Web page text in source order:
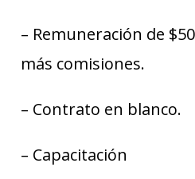
– Remuneración de
más comisiones.
– Contrato en blanco.
– Capacitación